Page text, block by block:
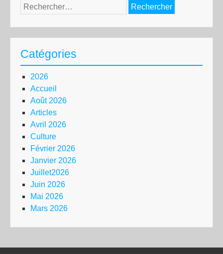
Rechercher :
Catégories
2026
Accueil
Août 2026
Articles
Avril 2026
Culture
Février 2026
Janvier 2026
Juillet2026
Juin 2026
Mai 2026
Mars 2026